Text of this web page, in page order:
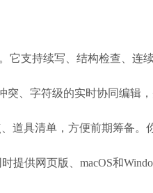
它支持续写、结构检查、连
、字符级的实时协同编辑
道具清单，方便前期筹备。
供网页版、macOS和